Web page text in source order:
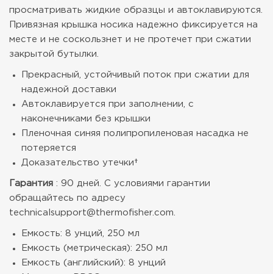
просматривать жидкие образцы и автоклавируются.
Привязная крышка носика надежно фиксируется на
месте и не соскользнет и не протечет при сжатии
закрытой бутылки.
Прекрасный, устойчивый поток при сжатии для
надежной доставки
Автоклавируется при заполнении, с
наконечниками без крышки
Пленочная синяя полипропиленовая насадка не
потеряется
Доказательство утечки†
Гарантия : 90 дней. С условиями гарантии
обращайтесь по адресу
technicalsupport@thermofisher.com.
Емкость: 8 унций, 250 мл
Емкость (метрическая): 250 мл
Емкость (английский): 8 унций